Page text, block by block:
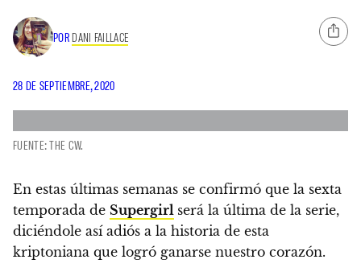
POR DANI FAILLACE
28 DE SEPTIEMBRE, 2020
FUENTE: THE CW.
En estas últimas semanas se confirmó que la sexta
temporada de Supergirl será la última de la serie,
diciéndole así adiós a la historia de esta
kriptoniana que logró ganarse nuestro corazón.